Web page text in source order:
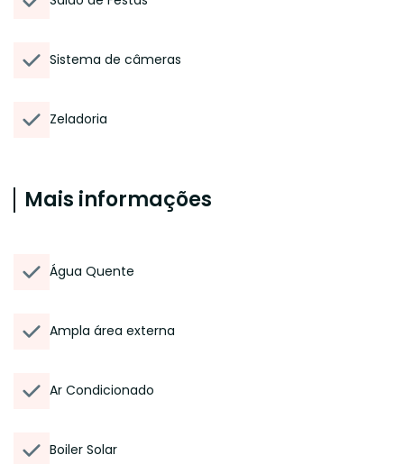
Sistema de câmeras
Zeladoria
Mais informações
Água Quente
Ampla área externa
Ar Condicionado
Boiler Solar